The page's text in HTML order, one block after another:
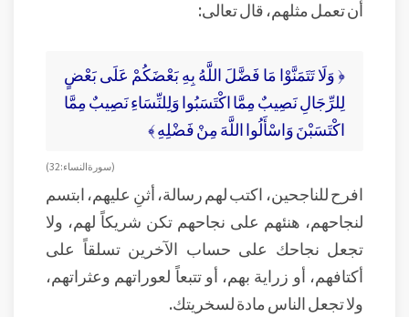
أن تعمل مثلهم، قال تعالى:
﴿ وَلَا تَتَمَنَّوْا مَا فَضَّلَ اللَّهُ بِهِ بَعْضَكُمْ عَلَى بَعْضٍ
لِلرِّجَالِ نَصِيبٌ مِمَّا اكْتَسَبُوا وَلِلنِّسَاءِ نَصِيبٌ مِمَّا
اكْتَسَبْنَ وَاسْأَلُوا اللَّهَ مِنْ فَضْلِهِ ﴾
( سورة النساء: 32)
افرح للناجحين، اكتب لهم رسالة، أثنِ عليهم، ابتسم
لنجاحهم، هنئهم على نجاحهم تكن شريكاً لهم، ولا
تجعل نجاحك على حساب الآخرين تسلقاً على
أكتافهم، أو زراية بهم، أو تتبعاً لعوراتهم وعثراتهم،
ولا تجعل الناس مادة لسخريتك.